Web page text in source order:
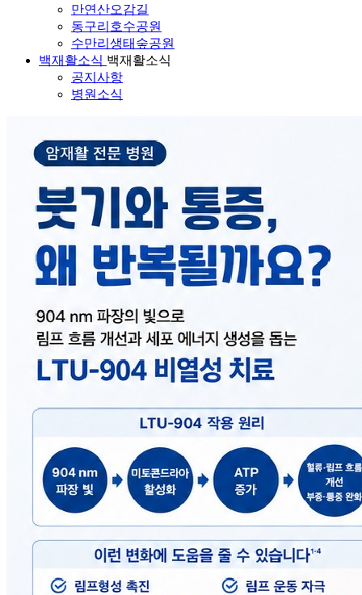
만연산오감길
동구리호수공원
수만리생태숲공원
백재활소식 백재활소식
공지사항
병원소식